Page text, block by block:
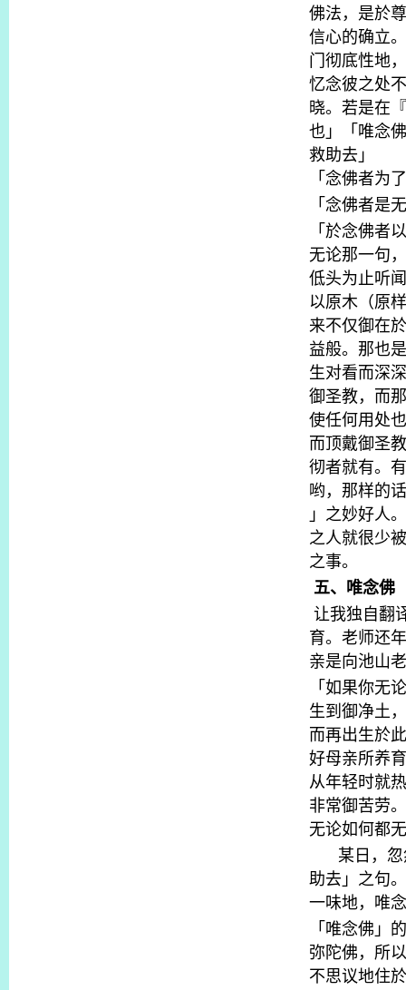
佛法，是於
信心的确立
门彻底性地
忆念彼之处
晓。若是在
也」「唯念
救助去」
「念佛者为
「念佛者是
「於念佛者
无论那一句
低头为止听
以原木（原
来不仅御在
益般。那也
生对看而深
御圣教，而
使任何用处
而顶戴御圣
彻者就有。
哟，那样的
」之妙好人
之人就很少
之事。
五、唯念佛
让我独自翻
育。老师还
亲是向池山
「如果你无
生到御净土
而再出生於
好母亲所养
从年轻时就
非常御苦劳
无论如何都
某日，
助去」之句
一味地，唯
「唯念佛」
弥陀佛，所
不思议地住